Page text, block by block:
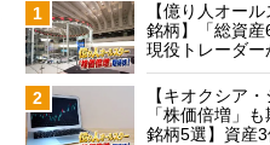
1
【億り人オー
銘柄】「総資
現役トレーダー
2
【キオクシア
「株価倍増」
銘柄5選】資産